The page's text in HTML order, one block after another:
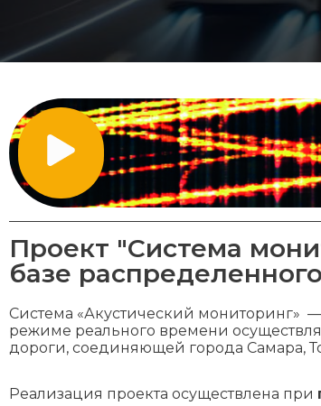
Проект "Система
базе
Система «Акустический мониторинг»
режиме реального времени
дороги, соединяющей города Самара,
Реализация проекта осуществлена при